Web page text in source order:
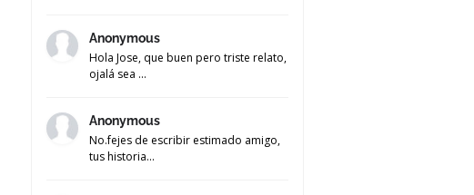
Anonymous
Hola Jose, que buen pero triste relato,
ojalá sea ...
Anonymous
No.fejes de escribir estimado amigo,
tus historia...